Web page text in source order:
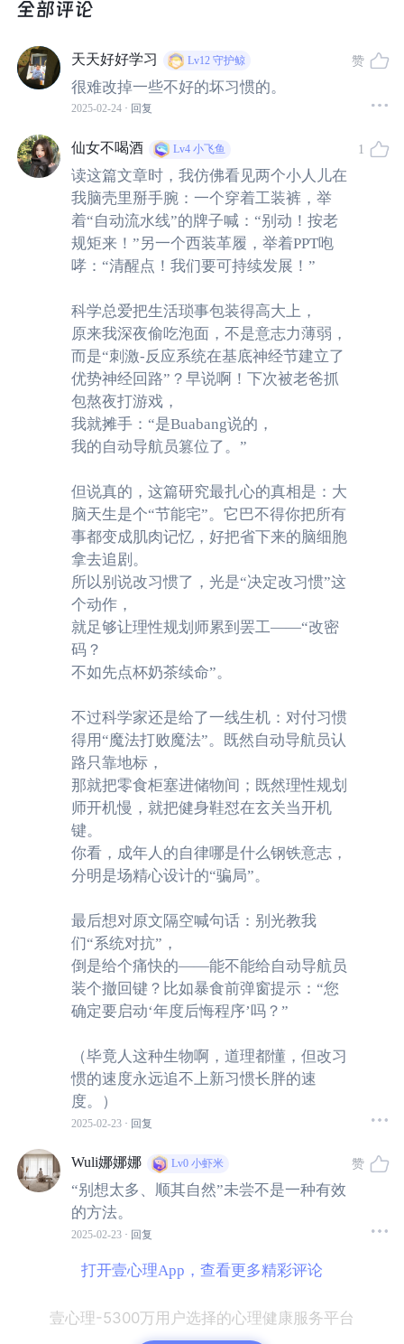
总是习惯性地输入旧密码。这些事例提醒我们，如果不
果。
反应（S-R ）系统
）
系统”之间的平衡决定了习惯的养成与打破，因此心理学家
认为二者共同组成了双系统框架（
The dual system fram
）。
反应（S-R ）系统依赖于刺激与反应之间的联结，强
调刺激出现后个体所采取的反应；而目标-导向（
驱动的行为。
例如，当我们走到每天回家必经的路口时，刺激-反应（
会驱使我们遵从习惯，左转回家；而目标-导向（
irected）系统则会评估右转前往商店购买零食的行为与
后果，促使我们右转前往商店。
当两个控制系统保持一致时，二者所促使的行为是相同
的。当两种系统发生冲突时，习惯的存在就会变得更加明
显，因为它们与当前明确的信念和目标相抵触。
通过两个系统之间的互相竞争，我们发现，习惯的养成可
以通过增强刺激-反应（
irected）系统来得到促进。相反，打破旧习惯也可以通
刺激-反应（S-R ）系统、加强目标-导向 （Goal-
系统来实现。为此，文章中总结了一些行之有效的
习惯的养成
重复与强化
力量，从而增加行为反应在未来重复发生的可能性。每次
元同时放电，从而形成联结(Hebb, 1949)。因此，习惯的
天天好好学习 Lv12 守护鲸
很难改掉一些不好的坏习惯的。
2025-02-24 · 回复
赞
仙女不喝酒 Lv4 小飞鱼
读这篇文章时，我仿佛看见两个小人儿在
我脑壳里掰手腕：一个穿着工装裤，举
着“自动流水线”的牌子喊：“别动！按老
规矩来！”另一个西装革履，举着PPT咆
哮：“清醒点！我们要可持续发展！”
科学总爱把生活琐事包装得高大上，
原来我深夜偷吃泡面，不是意志力薄弱，
而是“刺激-反应系统在基底神经节建立了
优势神经回路”？早说啊！下次被老爸抓
包熬夜打游戏，
我就摊手：“是Buabang说的，
我的自动导航员篡位了。”
但说真的，这篇研究最扎心的真相是：大
脑天生是个“节能宅”。它巴不得你把所有
事都变成肌肉记忆，好把省下来的脑细胞
拿去追剧。
所以别说改习惯了，光是“决定改习惯”这
个动作，
就足够让理性规划师累到罢工——“改密
码？
不如先点杯奶茶续命”。
不过科学家还是给了一线生机：对付习惯
得用“魔法打败魔法”。既然自动导航员认
路只靠地标，
那就把零食柜塞进储物间；既然理性规划
师开机慢，就把健身鞋怼在玄关当开机
键。
你看，成年人的自律哪是什么钢铁意志，
分明是场精心设计的“骗局”。
最后想对原文隔空喊句话：别光教我
们“系统对抗”，
倒是给个痛快的——能不能给自动导航员
装个撤回键？比如暴食前弹窗提示：“您
确定要启动‘年度后悔程序’吗？”
（毕竟人这种生物啊，道理都懂，但改习
惯的速度永远追不上新习惯长胖的速
度。）
2025-02-23 · 回复
1
Wuli娜娜娜 Lv0 小虾米
“别想太多、顺其自然”未尝不是一种有效
的方法。
2025-02-23 · 回复
赞
打开壹心理App，查看更多精彩评论
壹心理-5300万用户选择的心理健康服务平台